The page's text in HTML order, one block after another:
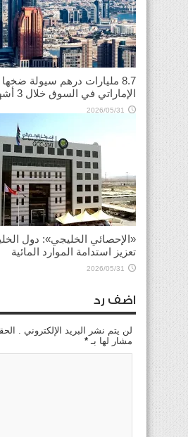
8.7 مليارات درهم سيولة
الإماراتي في السوق خلال 3 أشهر
2026/05/31
«الإحصائي الخليجي»: دول
تعزيز استدامة الموارد المائية
2026/05/31
اضف رد
لن يتم نشر البريد الإلكتروني .
مشار لها بـ *